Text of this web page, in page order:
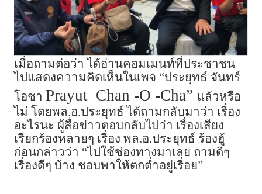
เมื่อถามต่อว่า ได้อ่านคอมเมนท์ที่ประชาชน
ไปแสดงความคิดเห็นในเพจ “ประยุทธ์​ จันทร์
โอชา​ Prayut Chan -​O -​Cha” แล้วหรือ
ไม่​ โดยพล.อ.ประยุทธ์ ได้ถามกลับมาว่า เรื่อง
อะไรนะ ผู้สื่อข่าวตอบกลับไปว่า เรื่องเสียง
เรียกร้องหลายๆ เรื่อง พล.อ.ประยุทธ์ ร้องฮู้​
ก่อนกล่าวว่า “ไปใช้ช่องทางมาเลย ถามดีๆ
เรื่องดีๆ บ้าง ชอบพาให้ตกต่ำอยู่เรื่อย”